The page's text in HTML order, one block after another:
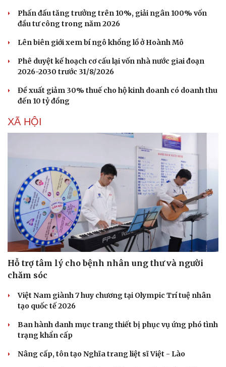
Phấn đấu tăng trưởng trên 10%, giải ngân 100% vốn
đầu tư công trong năm 2026
Lên biên giới xem bí ngô khổng lồ ở Hoành Mô
Phê duyệt kế hoạch cơ cấu lại vốn nhà nước giai đoạn
2026-2030 trước 31/8/2026
Đề xuất giảm 30% thuế cho hộ kinh doanh có doanh thu
đến 10 tỷ đồng
XÃ HỘI
Hỗ trợ tâm lý cho bệnh nhân ung thư và người
chăm sóc
Việt Nam giành 7 huy chương tại Olympic Trí tuệ nhân
tạo quốc tế 2026
Ban hành danh mục trang thiết bị phục vụ ứng phó tình
trạng khẩn cấp
Nâng cấp, tôn tạo Nghĩa trang liệt sĩ Việt - Lào